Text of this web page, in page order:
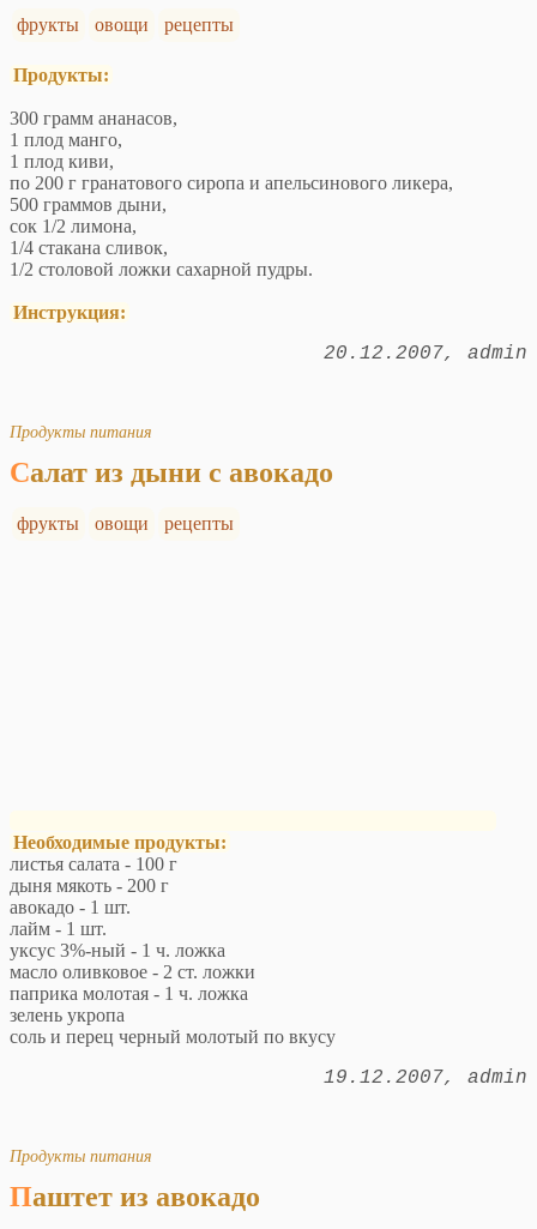
фрукты овощи рецепты
Продукты:
300 грамм ананасов,
1 плод манго,
1 плод киви,
по 200 г гранатового сиропа и апельсинового ликера,
500 граммов дыни,
сок 1/2 лимона,
1/4 стакана сливок,
1/2 столовой ложки сахарной пудры.
Инструкция:
20.12.2007 admin
Продукты питания
Салат из дыни с авокадо
фрукты овощи рецепты
Необходимые продукты:
листья салата - 100 г
дыня мякоть - 200 г
авокадо - 1 шт.
лайм - 1 шт.
уксус 3%-ный - 1 ч. ложка
масло оливковое - 2 ст. ложки
паприка молотая - 1 ч. ложка
зелень укропа
соль и перец черный молотый по вкусу
19.12.2007 admin
Продукты питания
Паштет из авокадо